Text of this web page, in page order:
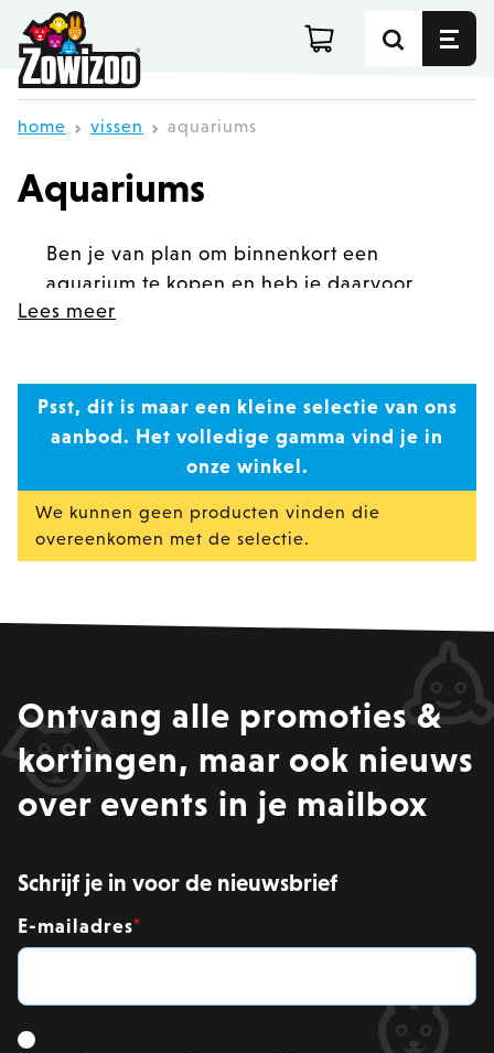
Ga direct door naar de inhoud
home vissen aquariums
Aquariums
Ben je van plan om binnenkort een
aquarium te kopen en heb je daarvoor
nog advies nodig? Kom gerust langs in
ervaren als onervaren aquarianen graag
verder.
Lees meer
Psst, dit is maar een kleine selectie van ons
aanbod. Het volledige gamma vind je in
onze winkel.
We kunnen geen producten vinden die
overeenkomen met de selectie.
Ontvang alle promoties &
kortingen, maar ook nieuws
over events in je mailbox
Schrijf je in voor de nieuwsbrief
E-mailadres*